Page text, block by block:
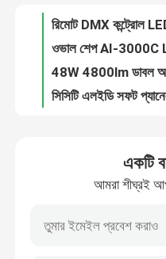
গুণমান নিয়ন্ত্রণ
আমাদের সাথে যোগাযোগ
একটি
আমরা শীঘ্রই